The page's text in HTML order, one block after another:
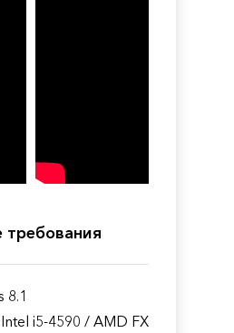
8.1
i5-4590 / AMD FX